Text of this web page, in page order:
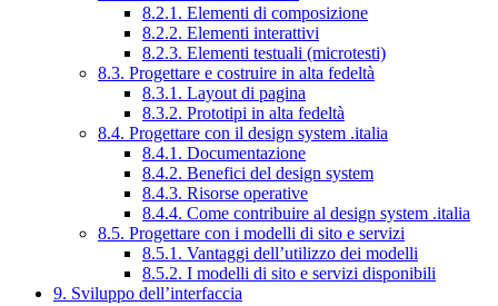
8.2.1. Elementi di composizione
8.2.2. Elementi interattivi
8.2.3. Elementi testuali (microtesti)
8.3. Progettare e costruire in alta fedeltà
8.3.1. Layout di pagina
8.3.2. Prototipi in alta fedeltà
8.4. Progettare con il design system .italia
8.4.1. Documentazione
8.4.2. Benefici del design system
8.4.3. Risorse operative
8.4.4. Come contribuire al design system .italia
8.5. Progettare con i modelli di sito e servizi
8.5.1. Vantaggi dell’utilizzo dei modelli
8.5.2. I modelli di sito e servizi disponibili
9. Sviluppo dell’interfaccia